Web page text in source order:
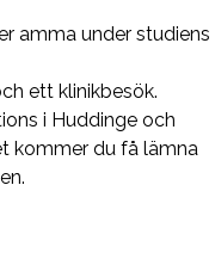
amma under studiens
ett klinikbesök.
i Huddinge och
kommer du få lämna